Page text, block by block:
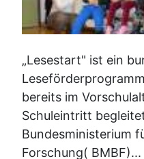
„Lesestart" ist ein
bereits im
Schuleintritt
Bundesministerium
Forschung( BMBF)...